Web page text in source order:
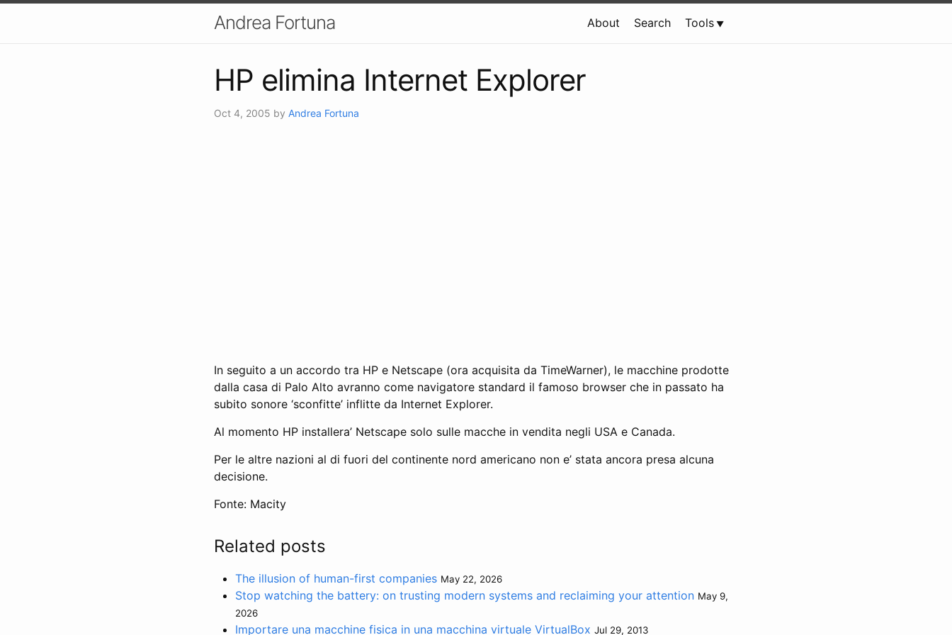
Andrea Fortuna About Search Tools
HP elimina Internet Explorer
Oct 4, 2005 by Andrea Fortuna
In seguito a un accordo tra HP e Netscape (ora acquisita da TimeWarner), le macchine prodotte
dalla casa di Palo Alto avranno come navigatore standard il famoso browser che in passato ha
subito sonore ‘sconfitte’ inflitte da Internet Explorer.
Al momento HP installera’ Netscape solo sulle macche in vendita negli USA e Canada.
Per le altre nazioni al di fuori del continente nord americano non e’ stata ancora presa alcuna
decisione.
Fonte: Macity
Related posts
The illusion of human-first companies May 22, 2026
Stop watching the battery: on trusting modern systems and reclaiming your attention May 9,
2026
Importare una macchine fisica in una macchina virtuale VirtualBox Jul 29, 2013